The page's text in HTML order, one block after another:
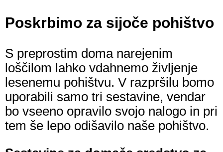
Poskrbimo za sijoče pohištvo
S preprostim doma narejenim
loščilom lahko vdahnemo življenje
lesenemu pohištvu. V razpršilu bomo
uporabili samo tri sestavine, vendar
bo vseeno opravilo svojo nalogo in pri
tem še lepo odišavilo naše pohištvo.